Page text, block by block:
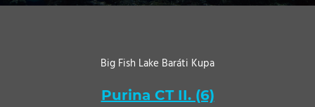
Big Fish Lake Baráti Kupa
Purina CT II. (6)